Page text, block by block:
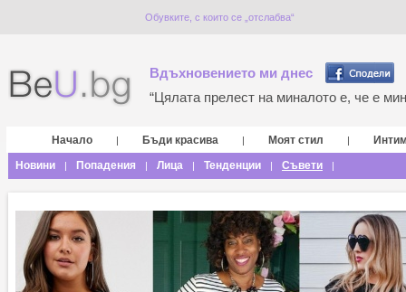
Обувките, с които се „отслабва“
Вдъхновението ми днес
“Цялата прелест на миналото е, че е
Начало | Бъди красива | Моят стил |
Новини
| Попадения | Лица | Тенденции | Съвети |